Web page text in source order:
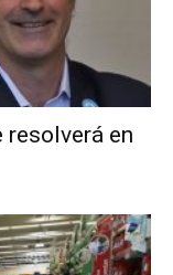
resolverá en